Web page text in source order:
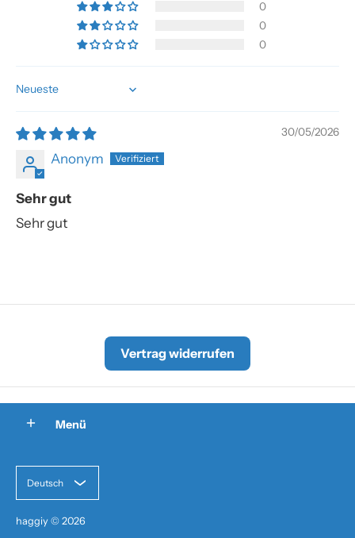
0
0
0
Sort by
30/05/2026
Anonym
Sehr gut
Sehr gut
Vertrag widerrufen
Menü
Deutsch
haggiy © 2026